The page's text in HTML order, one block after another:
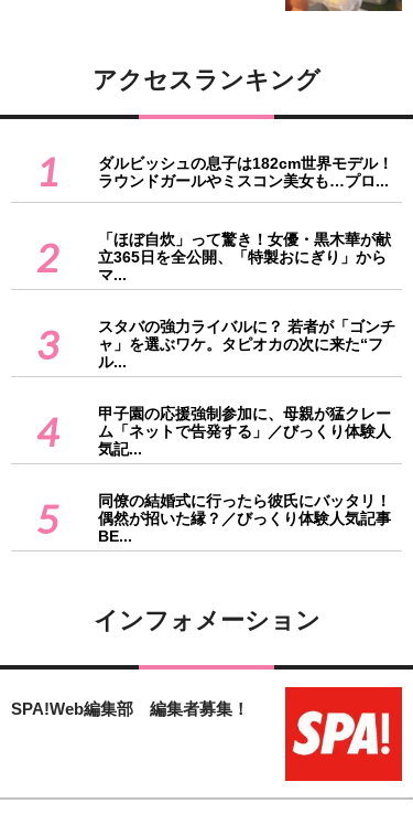
アクセスランキング
1
ダルビッシュの息子は182cm世界モデル！
ラウンドガールやミスコン美女も…プロ...
2
「ほぼ自炊」って驚き！女優・黒木華が献
立365日を全公開、「特製おにぎり」から
マ...
3
スタバの強力ライバルに？ 若者が「ゴンチ
ャ」を選ぶワケ。タピオカの次に来た“フ
ル...
4
甲子園の応援強制参加に、母親が猛クレー
ム「ネットで告発する」／びっくり体験人
気記...
5
同僚の結婚式に行ったら彼氏にバッタリ！
偶然が招いた縁？／びっくり体験人気記事
BE...
インフォメーション
SPA!Web編集部 編集者募集！